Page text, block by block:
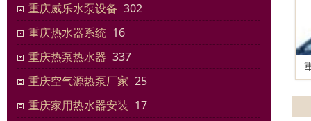
重庆威乐水泵设备 302
重庆热水器系统 16
重庆热泵热水器 337
重庆空气源热泵厂家 25
重庆家用热水器安装 17